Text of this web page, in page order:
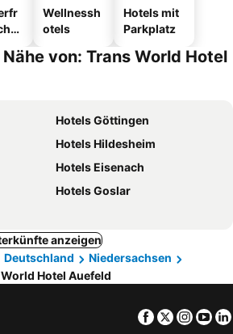
Wellnessh
otels
Hotels mit
Parkplatz
von: Trans World Hotel
Hotels Göttingen
Hotels Hildesheim
Hotels Eisenach
Hotels Goslar
anzeigen
Deutschland
Niedersachsen
Hotel Auefeld
Facebook
Twitter